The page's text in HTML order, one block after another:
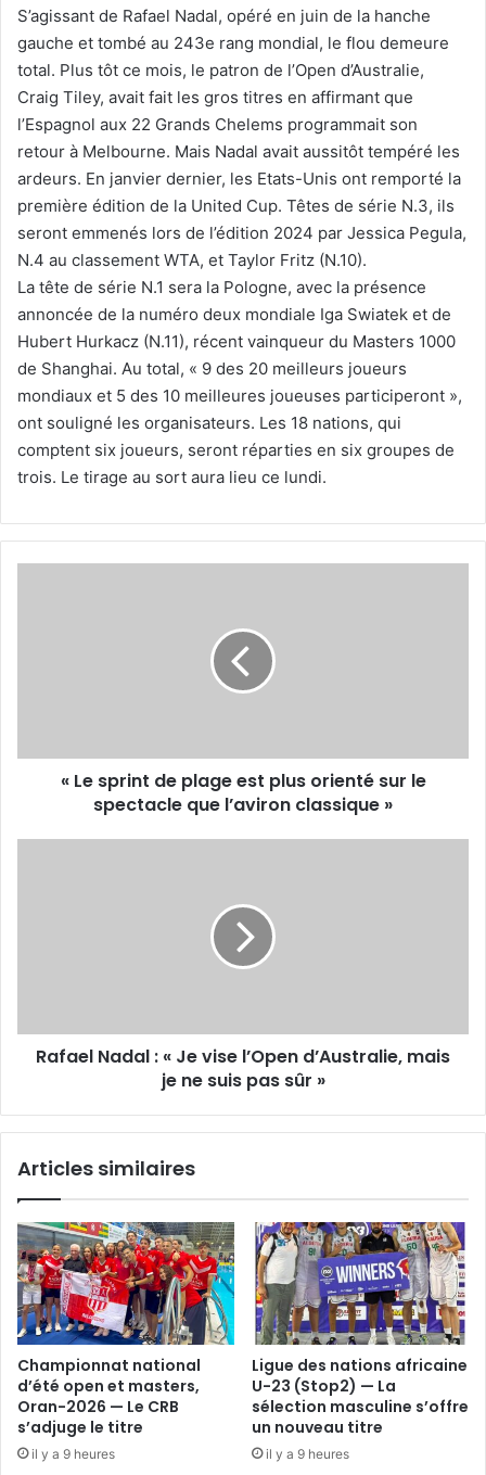
S’agissant de Rafael Nadal, opéré en juin de la hanche
gauche et tombé au 243e rang mondial, le flou demeure
total. Plus tôt ce mois, le patron de l’Open d’Australie,
Craig Tiley, avait fait les gros titres en affirmant que
l’Espagnol aux 22 Grands Chelems programmait son
retour à Melbourne. Mais Nadal avait aussitôt tempéré les
ardeurs. En janvier dernier, les Etats-Unis ont remporté la
première édition de la United Cup. Têtes de série N.3, ils
seront emmenés lors de l’édition 2024 par Jessica Pegula,
N.4 au classement WTA, et Taylor Fritz (N.10).
La tête de série N.1 sera la Pologne, avec la présence
annoncée de la numéro deux mondiale Iga Swiatek et de
Hubert Hurkacz (N.11), récent vainqueur du Masters 1000
de Shanghai. Au total, « 9 des 20 meilleurs joueurs
mondiaux et 5 des 10 meilleures joueuses participeront »,
ont souligné les organisateurs. Les 18 nations, qui
comptent six joueurs, seront réparties en six groupes de
trois. Le tirage au sort aura lieu ce lundi.
sur
« Le sprint de plage est plus orienté sur le
spectacle que l’aviron classique »
je
Rafael Nadal : « Je vise l’Open d’Australie, mais
je ne suis pas sûr »
Articles similaires
Championnat national
d’été open et masters,
Oran-2026 — Le CRB
s’adjuge le titre
il y a 9 heures
Ligue des nations africaine
U-23 (Stop2) — La
sélection masculine s’offre
un nouveau titre
il y a 9 heures